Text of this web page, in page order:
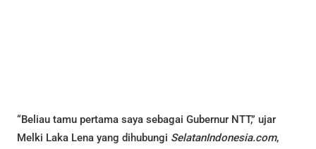
“Beliau tamu pertama saya sebagai Gubernur NTT,” ujar
Melki Laka Lena yang dihubungi SelatanIndonesia.com,